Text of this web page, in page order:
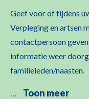
Geef voor of tijdens
Verpleging en artsen
contactpersoon
informatie weer
familieleden/naasten.
… Toon meer